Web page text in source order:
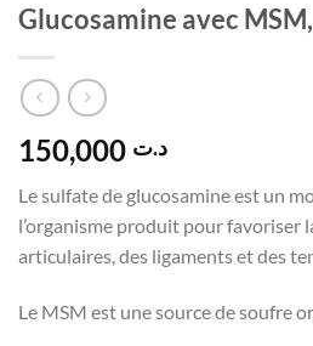
Glucosamine avec
د.ت
Le sulfate de glucosamine est un
l’organisme produit pour favoriser
articulaires, des ligaments et des
Le MSM est une source de soufre